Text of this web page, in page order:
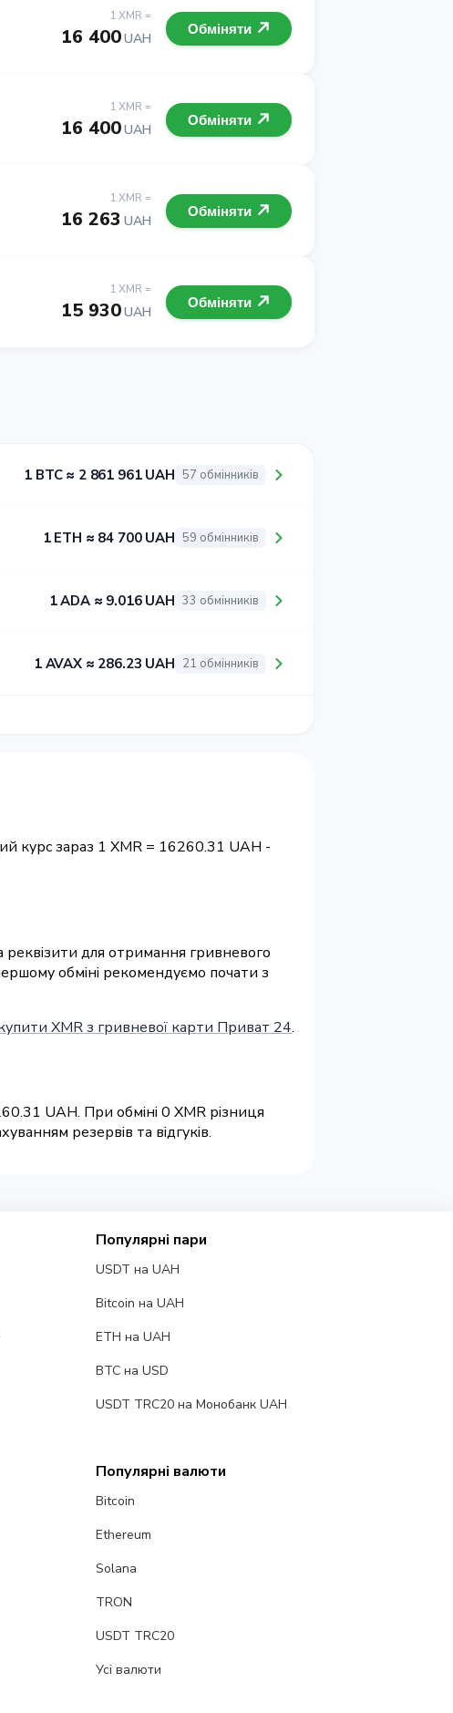
1 XMR =
16 400UAH
Обміняти
1 XMR =
16 400UAH
Обміняти
1 XMR =
16 263 UAH
Обміняти
1 XMR =
15 930UAH
Обміняти
1 BTC ≈ 2 861 961 UAH 57 обмінників
1 ETH ≈ 84 700 UAH 59 обмінників
1 ADA ≈ 9.016 UAH 33 обмінників
1 AVAX ≈ 286.23 UAH 21 обмінників
курс зараз 1 XMR = 16260.31 UAH -
реквізити для отримання гривневого
обміні рекомендуємо почати з
XMR з гривневої карти Приват 24.
UAH. При обміні 0 XMR різниця
резервів та відгуків.
Популярні пари
USDT на UAH
Bitcoin на UAH
ETH на UAH
BTC на USD
USDT TRC20 на Монобанк UAH
Популярні валюти
Bitcoin
Ethereum
Solana
TRON
USDT TRC20
Усі валюти